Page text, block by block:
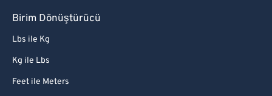
Birim Dönüştürücü
Lbs ile Kg
Kg ile Lbs
Feet ile Meters